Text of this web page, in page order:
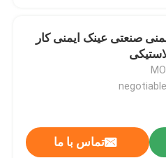
صنعتی عینک ایمنی کار
تماس با ما